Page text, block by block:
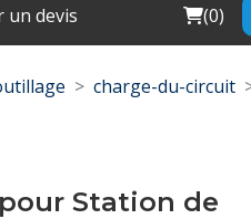
un devis Cart
(0)
charge-du-circuit
Station de